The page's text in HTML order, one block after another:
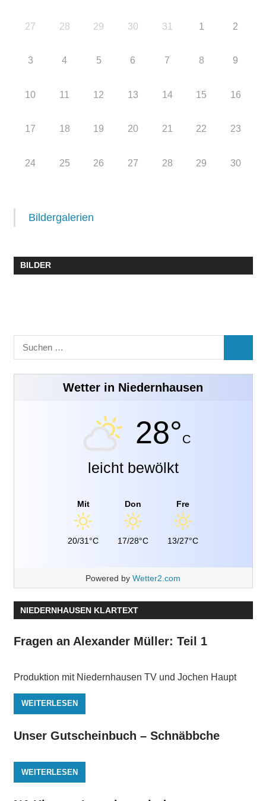
27 28 29 30 31 1 2
3 4 5 6 7 8 9
10 11 12 13 14 15 16
17 18 19 20 21 22 23
24 25 26 27 28 29 30
Bildergalerien
BILDER
Suchen
nach:
Wetter in Niedernhausen
28°C
leicht bewölkt
Mit
20/31°C
Don
17/28°C
Fre
13/27°C
Powered by Wetter2.com
NIEDERNHAUSEN KLARTEXT
Fragen an Alexander Müller: Teil 1
Produktion mit Niedernhausen TV und Jochen Haupt
WEITERLESEN
Unser Gutscheinbuch – Schnäbbche
WEITERLESEN